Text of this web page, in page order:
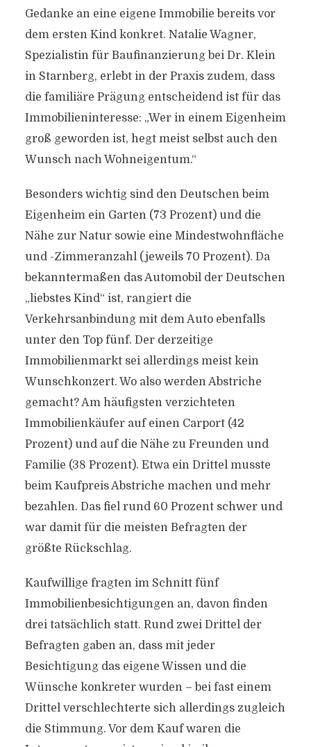
Gedanke an eine eigene Immobilie bereits vor
dem ersten Kind konkret. Natalie Wagner,
Spezialistin für Baufinanzierung bei Dr. Klein
in Starnberg, erlebt in der Praxis zudem, dass
die familiäre Prägung entscheidend ist für das
Immobilieninteresse: „Wer in einem Eigenheim
groß geworden ist, hegt meist selbst auch den
Wunsch nach Wohneigentum.“
Besonders wichtig sind den Deutschen beim
Eigenheim ein Garten (73 Prozent) und die
Nähe zur Natur sowie eine Mindestwohnfläche
und -Zimmeranzahl (jeweils 70 Prozent). Da
bekanntermaßen das Automobil der Deutschen
„liebstes Kind“ ist, rangiert die
Verkehrsanbindung mit dem Auto ebenfalls
unter den Top fünf. Der derzeitige
Immobilienmarkt sei allerdings meist kein
Wunschkonzert. Wo also werden Abstriche
gemacht? Am häufigsten verzichteten
Immobilienkäufer auf einen Carport (42
Prozent) und auf die Nähe zu Freunden und
Familie (38 Prozent). Etwa ein Drittel musste
beim Kaufpreis Abstriche machen und mehr
bezahlen. Das fiel rund 60 Prozent schwer und
war damit für die meisten Befragten der
größte Rückschlag.
Kaufwillige fragten im Schnitt fünf
Immobilienbesichtigungen an, davon finden
drei tatsächlich statt. Rund zwei Drittel der
Befragten gaben an, dass mit jeder
Besichtigung das eigene Wissen und die
Wünsche konkreter wurden – bei fast einem
Drittel verschlechterte sich allerdings zugleich
die Stimmung. Vor dem Kauf waren die